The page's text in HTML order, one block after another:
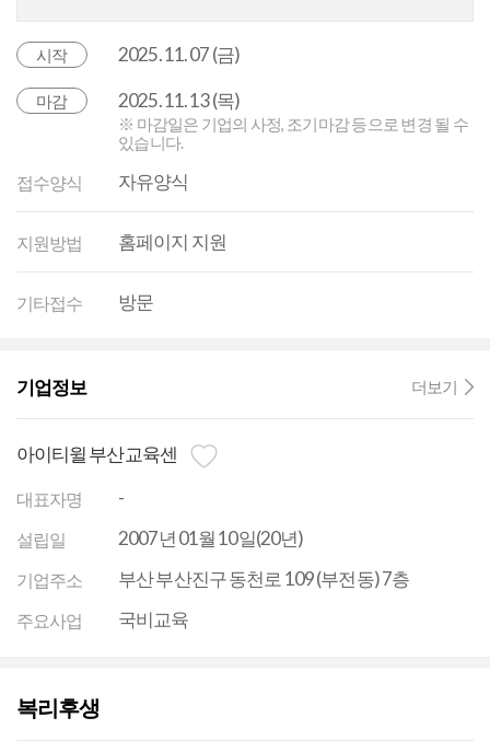
시작 2025. 11. 07 (금)
마감 2025. 11. 13 (목)
※ 마감일은 기업의 사정, 조기마감 등으로 변경 될 수
있습니다.
접수양식 자유양식
지원방법 홈페이지 지원
기타접수 방문
기업정보 더보기
아이티윌 부산교육센
대표자명 -
설립일 2007년 01월 10일(20년)
기업주소 부산 부산진구 동천로 109 (부전동) 7층
주요사업 국비교육
복리후생